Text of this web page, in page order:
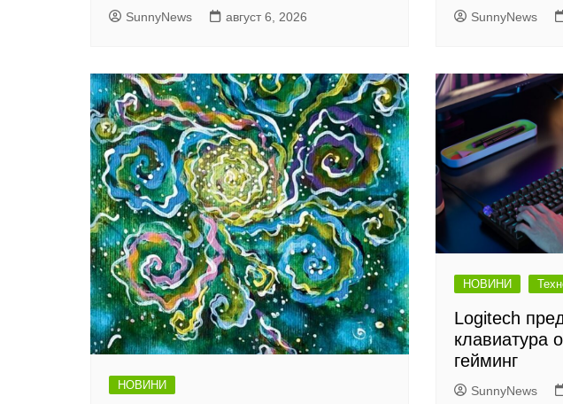
SunnyNews август 6, 2026 SunnyNews
НОВИНИ
НОВИНИ
Logitech
клавиатура
гейминг
SunnyNews